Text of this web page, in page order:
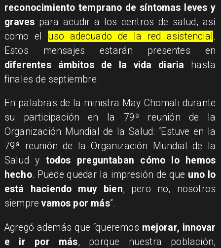
reconocimiento temprano de síntomas leves y
graves para acudir a los centros de salud, así
como el uso adecuado de la red asistencial .
Estos mensajes estarán presentes en
diferentes ámbitos de la vida diaria hasta
finales de septiembre.
En palabras de la ministra May Chomali durante
su participación en la 79ª reunión de la
Organización Mundial de la Salud: “Estuve en la
79ª reunión de la Organización Mundial de la
Salud y todos preguntaban cómo lo hemos
hecho. Puede quedar la impresión de que uno lo
está haciendo muy bien, pero no, nosotros
siemprevamos por más”.
Agregó además que “queremos mejorar, innovar
e ir por más, porque nuestra población,